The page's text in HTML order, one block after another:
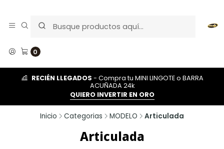
0
RECIÉN LLEGADOS - Compra tu MINI LINGOTE o BARRA
ACUÑADA 24k
QUIERO INVERTIR EN ORO
Inicio Categorias MODELO Articulada
Articulada